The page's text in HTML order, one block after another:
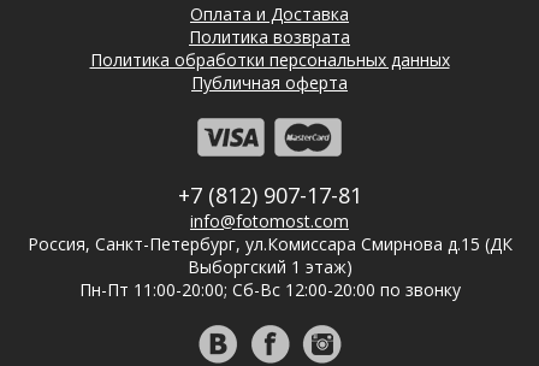
Оплата и Доставка
Политика возврата
Политика обработки персональных данных
Публичная оферта
+7 (812) 907-17-81
info@fotomost.com
Россия, Санкт-Петербург, ул.Комиссара Смирнова д.15 (ДК
Выборгский 1 этаж)
Пн-Пт 11:00-20:00; Сб-Вс 12:00-20:00 по звонку